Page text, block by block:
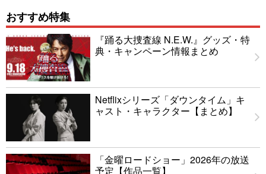
おすすめ特集
『踊る大捜査線 N.E.W.』グッズ・特
典・キャンペーン情報まとめ
Netflixシリーズ「ダウンタイム」キ
ャスト・キャラクター【まとめ】
「金曜ロードショー」2026年の放送
予定【作品一覧】